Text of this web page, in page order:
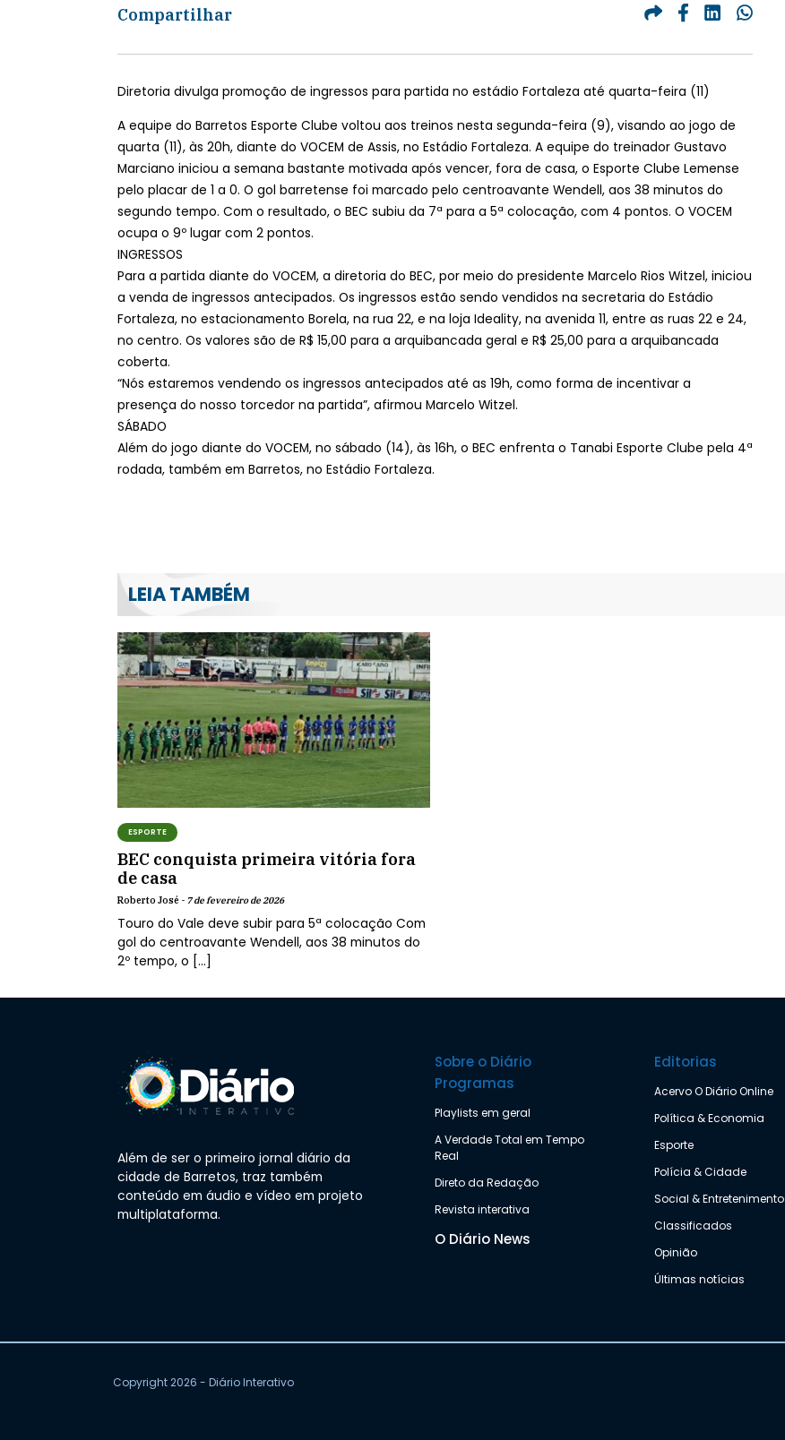
Compartilhar
Diretoria divulga promoção de ingressos para partida no estádio Fortaleza até quarta-feira (11)
A equipe do Barretos Esporte Clube voltou aos treinos nesta segunda-feira (9), visando ao jogo de
quarta (11), às 20h, diante do VOCEM de Assis, no Estádio Fortaleza. A equipe do treinador Gustavo
Marciano iniciou a semana bastante motivada após vencer, fora de casa, o Esporte Clube Lemense
pelo placar de 1 a 0. O gol barretense foi marcado pelo centroavante Wendell, aos 38 minutos do
segundo tempo. Com o resultado, o BEC subiu da 7ª para a 5ª colocação, com 4 pontos. O VOCEM
ocupa o 9º lugar com 2 pontos.
INGRESSOS
Para a partida diante do VOCEM, a diretoria do BEC, por meio do presidente Marcelo Rios Witzel, iniciou
a venda de ingressos antecipados. Os ingressos estão sendo vendidos na secretaria do Estádio
Fortaleza, no estacionamento Borela, na rua 22, e na loja Ideality, na avenida 11, entre as ruas 22 e 24,
no centro. Os valores são de R$ 15,00 para a arquibancada geral e R$ 25,00 para a arquibancada
coberta.
“Nós estaremos vendendo os ingressos antecipados até as 19h, como forma de incentivar a
presença do nosso torcedor na partida”, afirmou Marcelo Witzel.
SÁBADO
Além do jogo diante do VOCEM, no sábado (14), às 16h, o BEC enfrenta o Tanabi Esporte Clube pela 4ª
rodada, também em Barretos, no Estádio Fortaleza.
LEIA TAMBÉM
ESPORTE
BEC conquista primeira vitória fora
de casa
Roberto José - 7 de fevereiro de 2026
Touro do Vale deve subir para 5ª colocação Com
gol do centroavante Wendell, aos 38 minutos do
2º tempo, o […]
Além de ser o primeiro jornal diário da
cidade de Barretos, traz também
conteúdo em áudio e vídeo em projeto
multiplataforma.
Sobre o Diário
Programas
Playlists em geral
A Verdade Total em Tempo
Real
Direto da Redação
Revista interativa
O Diário News
Editorias
Acervo O Diário Online
Política & Economia
Esporte
Polícia & Cidade
Social & Entretenimento
Classificados
Opinião
Últimas notícias
Copyright 2026 - Diário Interativo